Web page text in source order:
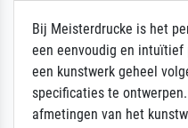
Bij Meisterdrucke is het
een eenvoudig en
een kunstwerk geheel
specificaties te
afmetingen van het